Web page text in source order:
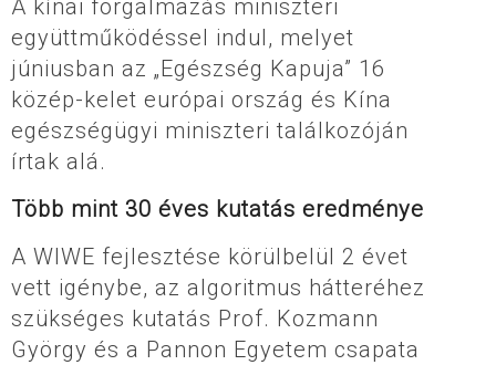
A kínai forgalmazás miniszteri
együttműködéssel indul, melyet
júniusban az „Egészség Kapuja” 16
közép-kelet európai ország és Kína
egészségügyi miniszteri találkozóján
írtak alá.
Több mint 30 éves kutatás eredménye
A WIWE fejlesztése körülbelül 2 évet
vett igénybe, az algoritmus hátteréhez
szükséges kutatás Prof. Kozmann
György és a Pannon Egyetem csapata